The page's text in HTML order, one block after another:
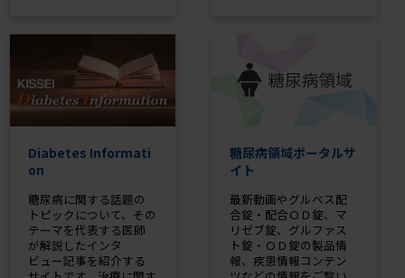
Diabetes Informati
on
糖尿病に関する話題の
トピックについて、その
テーマを代表する医師
が解説したインタ
ビュー記事を紹介する
糖尿病領域ポータルサ
イト
最新動画やグルベス配
合錠・配合ＯＤ錠、マ
リゼブ錠、グルファス
ト錠・ＯＤ錠の製品情
報、疾患情報コンテン